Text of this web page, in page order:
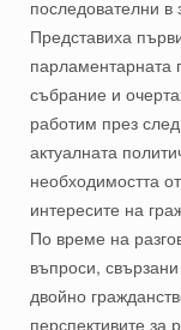
последователни в
Представиха
парламентарната
събрание и
работим през
актуалната
необходимостта
интересите на
По време на
въпроси,
двойно
перспективите за